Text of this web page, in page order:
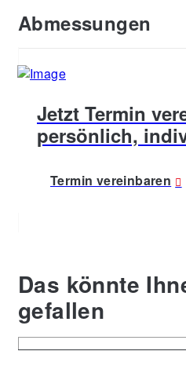
Abmessungen
Jetzt Termin
persönlich,
Termin vereinbaren
Das könnte
gefallen